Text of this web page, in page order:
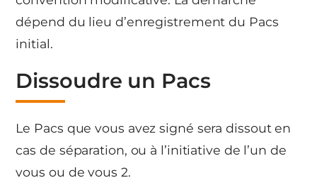
dépend du lieu d’enregistrement du Pacs
initial.
Dissoudre un Pacs
Le Pacs que vous avez signé sera dissout en
cas de séparation, ou à l’initiative de l’un de
vous ou de vous 2.